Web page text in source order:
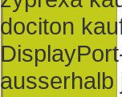
dociton
ausserhalb